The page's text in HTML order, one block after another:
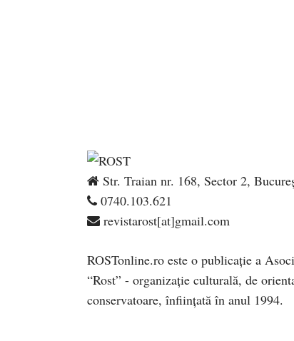
Str. Traian nr. 168, Sector 2,
0740.103.621
revistarost[at]gmail.com
ROSTonline.ro este o publicaţie a
“Rost” - organizaţie culturală, de
conservatoare, înfiinţată în anul 1994.